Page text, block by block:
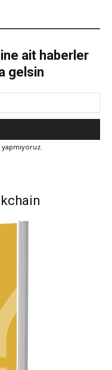
ait haberler
gelsin